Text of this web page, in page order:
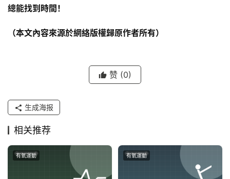
總能找到時間！
（本文內容來源於網絡版權歸原作者所有）
赞 (0)
生成海报
相关推荐
有氧運動 有氧運動